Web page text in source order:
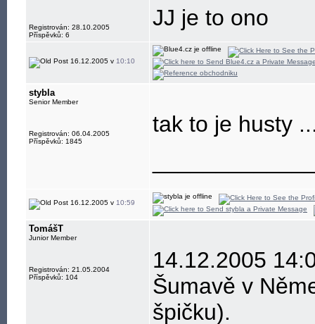
Registrován: 28.10.2005
Příspěvků: 6
JJ je to ono
16.12.2005 v 10:10
stybla
Senior Member
Registrován: 06.04.2005
Příspěvků: 1845
tak to je husty
16.12.2005 v 10:59
TomášT
Junior Member
Registrován: 21.05.2004
Příspěvků: 104
14.12.2005
Šumavě v
špičku).